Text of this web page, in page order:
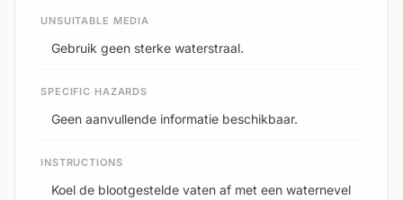
UNSUITABLE MEDIA
Gebruik geen sterke waterstraal.
SPECIFIC HAZARDS
Geen aanvullende informatie beschikbaar.
INSTRUCTIONS
Koel de blootgestelde vaten af met een waternevel